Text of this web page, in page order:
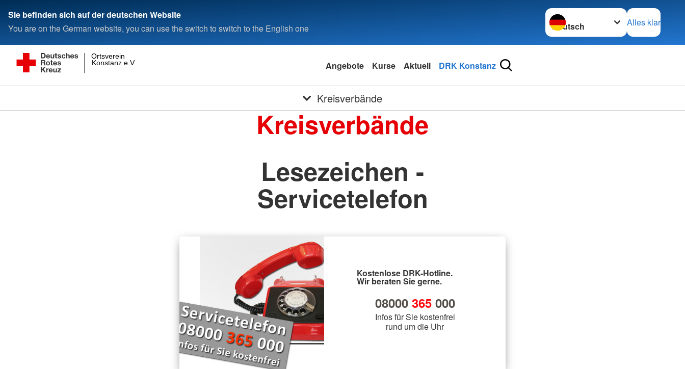
Sie befinden sich auf der deutschen Website
You are on the German website, you can use the switch to switch to the English one
Sprache wechseln zu
Alles klar
Konstanz e.V.
Ortsverein
Angebote Kurse Aktuell DRK Konstanz
Kreisverbände
Kreisverbände
Lesezeichen -
Servicetelefon
Kostenlose DRK-Hotline.
Wir beraten Sie gerne.
08000 365000
Infos für Sie kostenfrei
rund um die Uhr